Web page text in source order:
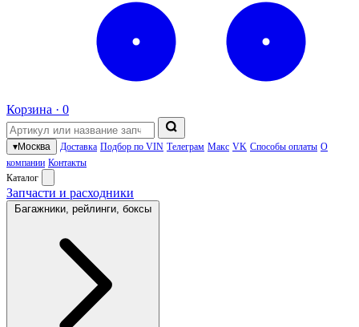
Корзина · 0
▾Москва Доставка Подбор по VIN Телеграм Макс VK Способы оплаты О
компании Контакты
Каталог
Запчасти и расходники
Багажники, рейлинги, боксы